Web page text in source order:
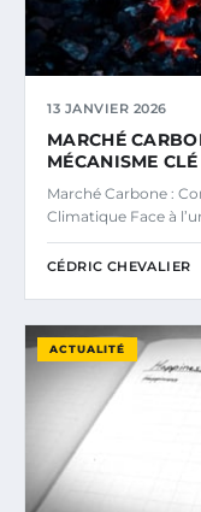
13 JANVIER 2026
MARCHÉ
MÉCANISME
Marché Carbone :
Climatique Face à
CÉDRIC CHEVALIER
ACTUALITÉ